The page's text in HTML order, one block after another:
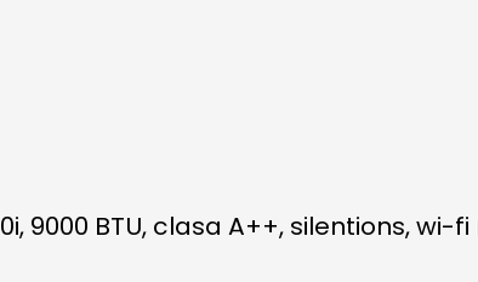
BTU, clasa A++, silentions, wi-fi